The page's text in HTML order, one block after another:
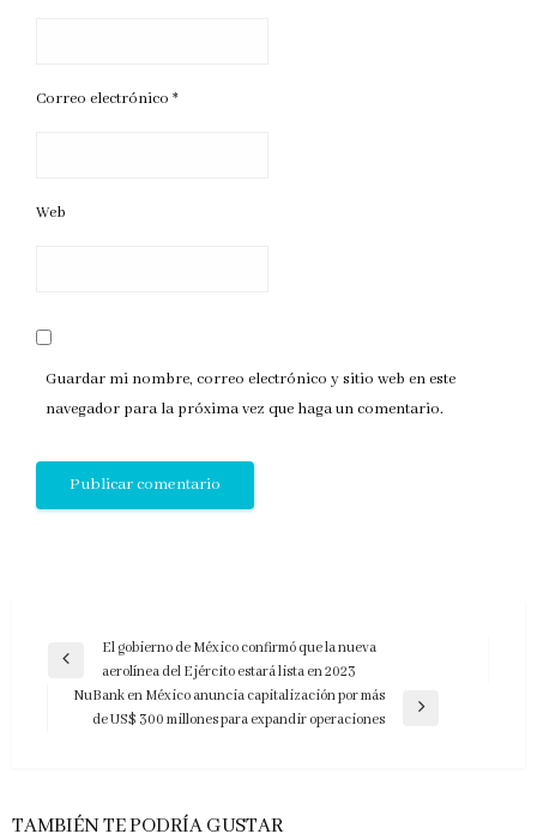
Correo electrónico *
Web
Guardar mi nombre, correo electrónico y sitio web en este
navegador para la próxima vez que haga un comentario.
Navegación
entradas
Entrada
anterior
El gobierno de México confirmó que la nueva
aerolínea del Ejército estará lista en 2023
Entrada
NuBank en México anuncia capitalización por más
de US$ 300 millones para expandir operaciones
TAMBIÉN TE PODRÍA GUSTAR